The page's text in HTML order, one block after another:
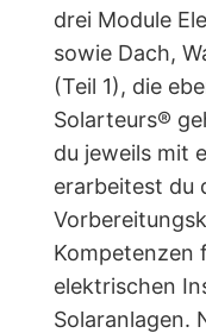
drei Module
sowie Dach,
(Teil 1), die
Solarteurs®
du jeweils mit
erarbeitest du
Kompetenzen
elektrischen
Solaranlagen.